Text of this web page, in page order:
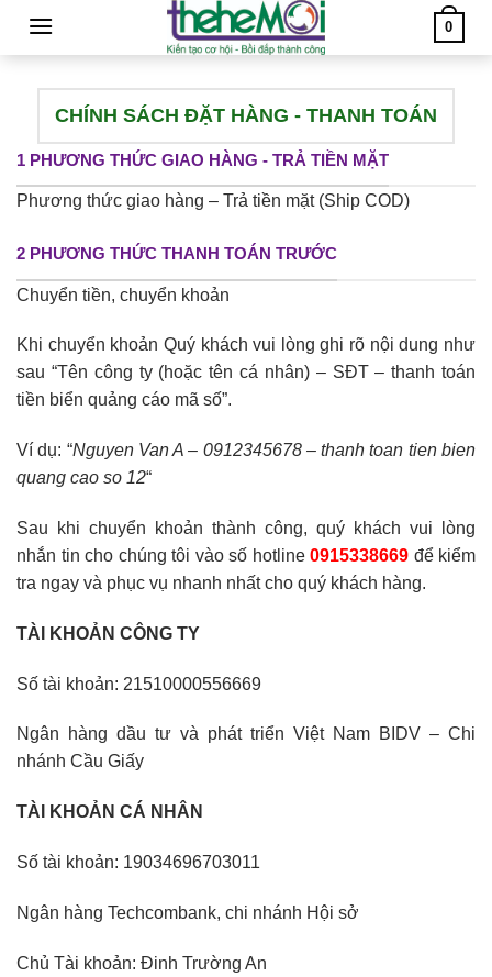
0
CHÍNH SÁCH ĐẶT HÀNG - THANH TOÁN
1 PHƯƠNG THỨC GIAO HÀNG - TRẢ TIỀN MẶT
Phương thức giao hàng – Trả tiền mặt (Ship COD)
2 PHƯƠNG THỨC THANH TOÁN TRƯỚC
Chuyển tiền, chuyển khoản
Khi chuyển khoản Quý khách vui lòng ghi rõ nội dung như
sau “Tên công ty (hoặc tên cá nhân) – SĐT – thanh toán
tiền biển quảng cáo mã số”.
Ví dụ: “Nguyen Van A – 0912345678 – thanh toan tien bien
quang cao so 12“
Sau khi chuyển khoản thành công, quý khách vui lòng
nhắn tin cho chúng tôi vào số hotline 0915338669 để kiểm
tra ngay và phục vụ nhanh nhất cho quý khách hàng.
TÀI KHOẢN CÔNG TY
Số tài khoản: 21510000556669
Ngân hàng dầu tư và phát triển Việt Nam BIDV – Chi
nhánh Cầu Giấy
TÀI KHOẢN CÁ NHÂN
Số tài khoản: 19034696703011
Ngân hàng Techcombank, chi nhánh Hội sở
Chủ Tài khoản: Đinh Trường An